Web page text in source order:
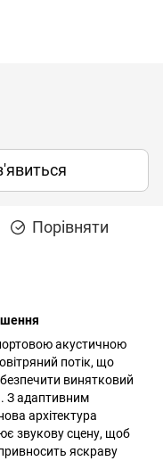
Порівняти
акустичною
потік, що
винятковий
З адаптивним
архітектура
звукову сцену, щоб
яскраву